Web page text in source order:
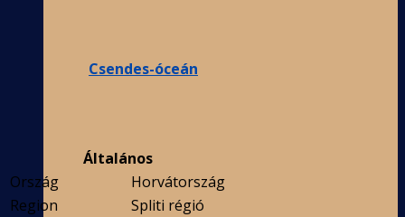
Csendes-óceán
Általános
Ország
Horvátország
Region
Spliti régió